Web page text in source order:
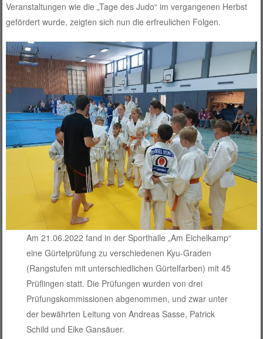
Veranstaltungen wie die „Tage des Judo“ im vergangenen Herbst
gefördert wurde, zeigten sich nun die erfreulichen Folgen.
Am 21.06.2022 fand in der Sporthalle „Am Eichelkamp“
eine Gürtelprüfung zu verschiedenen Kyu-Graden
(Rangstufen mit unterschiedlichen Gürtelfarben) mit 45
Prüflingen statt. Die Prüfungen wurden von drei
Prüfungskommissionen abgenommen, und zwar unter
der bewährten Leitung von Andreas Sasse, Patrick
Schild und Eike Gansäuer.